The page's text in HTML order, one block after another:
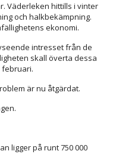
Väderleken hittills i vinter
och halkbekämpning.
ekonomi.
intresset från de
skall överta dessa
februari.
är nu åtgärdat.
ligger på runt 750 000